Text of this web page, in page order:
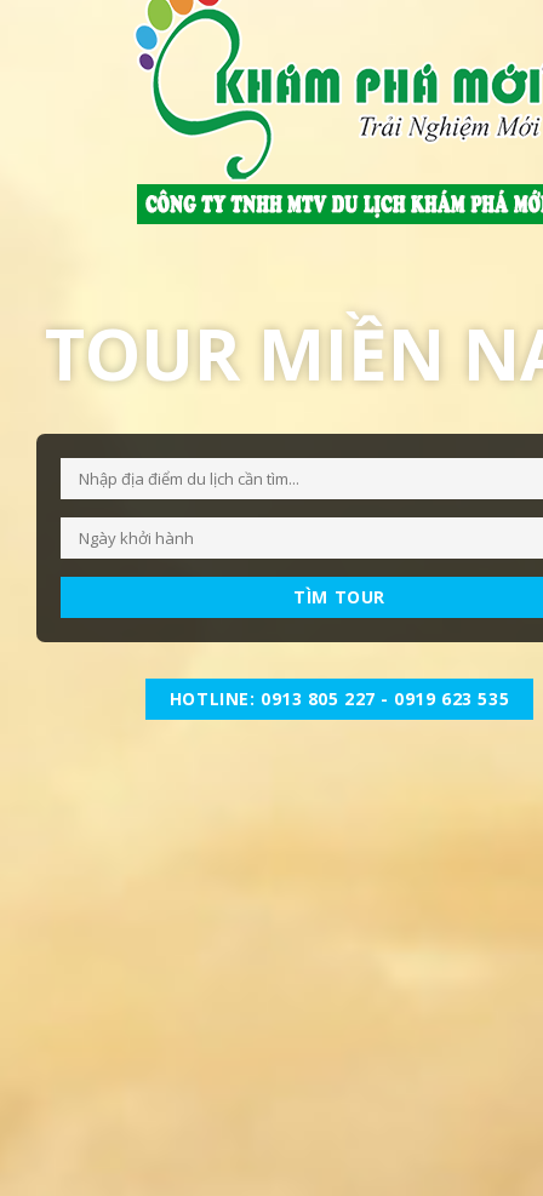
TOUR MIỀN
TÌM TOUR
HOTLINE: 0913 805 227 - 0919 623 535